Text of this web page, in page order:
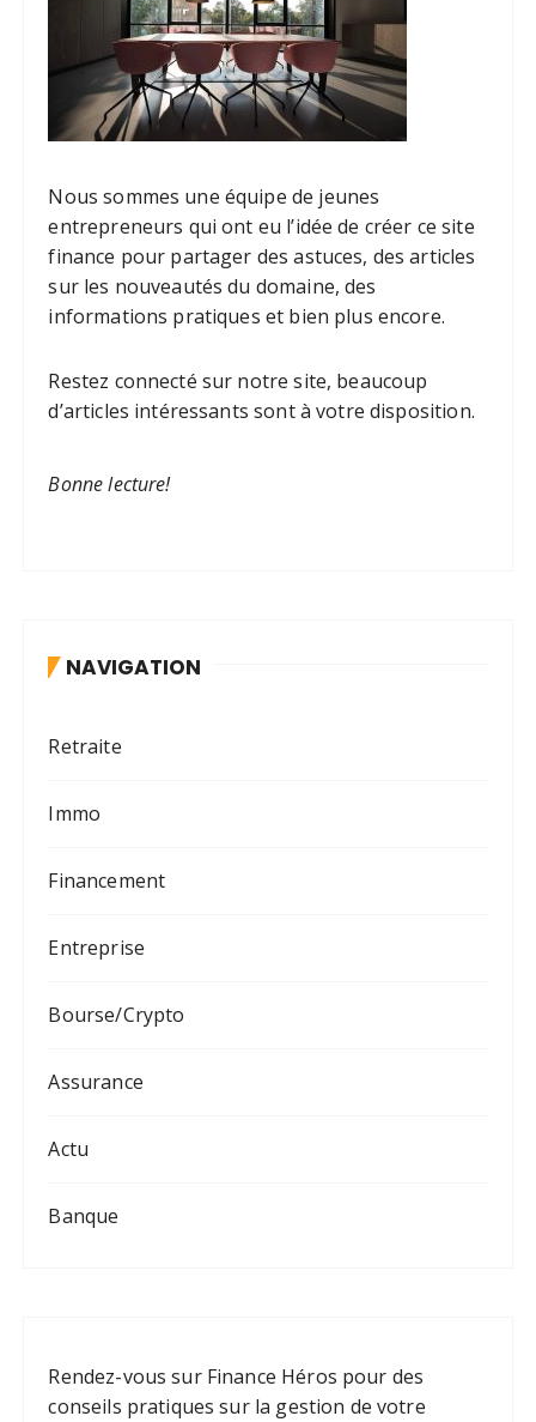
Nous sommes une équipe de jeunes
entrepreneurs qui ont eu l’idée de créer ce site
finance pour partager des astuces, des articles
sur les nouveautés du domaine, des
informations pratiques et bien plus encore.
Restez connecté sur notre site, beaucoup
d’articles intéressants sont à votre disposition.
Bonne lecture!
NAVIGATION
Retraite
Immo
Financement
Entreprise
Bourse/Crypto
Assurance
Actu
Banque
Rendez-vous sur Finance Héros pour des
conseils pratiques sur la gestion de votre